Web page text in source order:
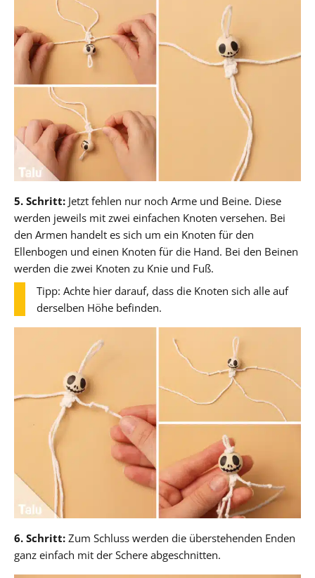
5. Schritt: Jetzt fehlen nur noch Arme und Beine. Diese
werden jeweils mit zwei einfachen Knoten versehen. Bei
den Armen handelt es sich um ein Knoten für den
Ellenbogen und einen Knoten für die Hand. Bei den Beinen
werden die zwei Knoten zu Knie und Fuß.
Tipp: Achte hier darauf, dass die Knoten sich alle auf
derselben Höhe befinden.
6. Schritt: Zum Schluss werden die überstehenden Enden
ganz einfach mit der Schere abgeschnitten.